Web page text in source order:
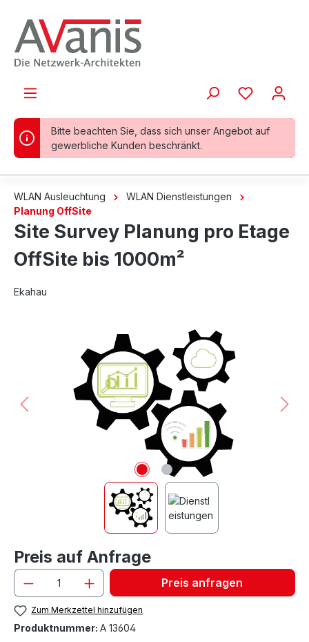
Bitte beachten Sie, dass sich unser Angebot auf
gewerbliche Kunden beschränkt.
WLAN Ausleuchtung
WLAN Dienstleistungen
Planung OffSite
Site Survey Planung pro Etage
OffSite bis 1000m²
Ekahau
Bildergalerie überspringen
Preis auf Anfrage
Preis anfragen
Zum Merkzettel hinzufügen
Produktnummer: A 13604